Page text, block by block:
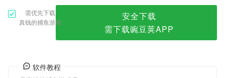
需优先下载
真钱的捕鱼游戏
安全下载
需下载豌豆荚APP
软件教程